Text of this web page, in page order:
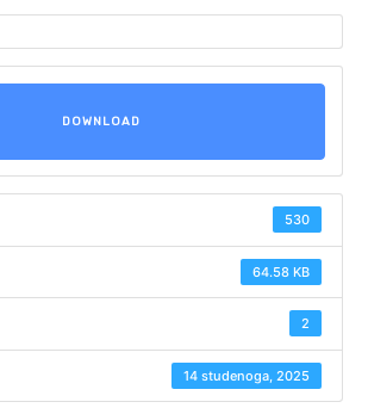
DOWNLOAD
530
64.58 KB
2
14 studenoga, 2025